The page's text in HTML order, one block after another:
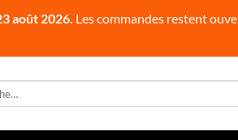
août 2026. Les commandes restent